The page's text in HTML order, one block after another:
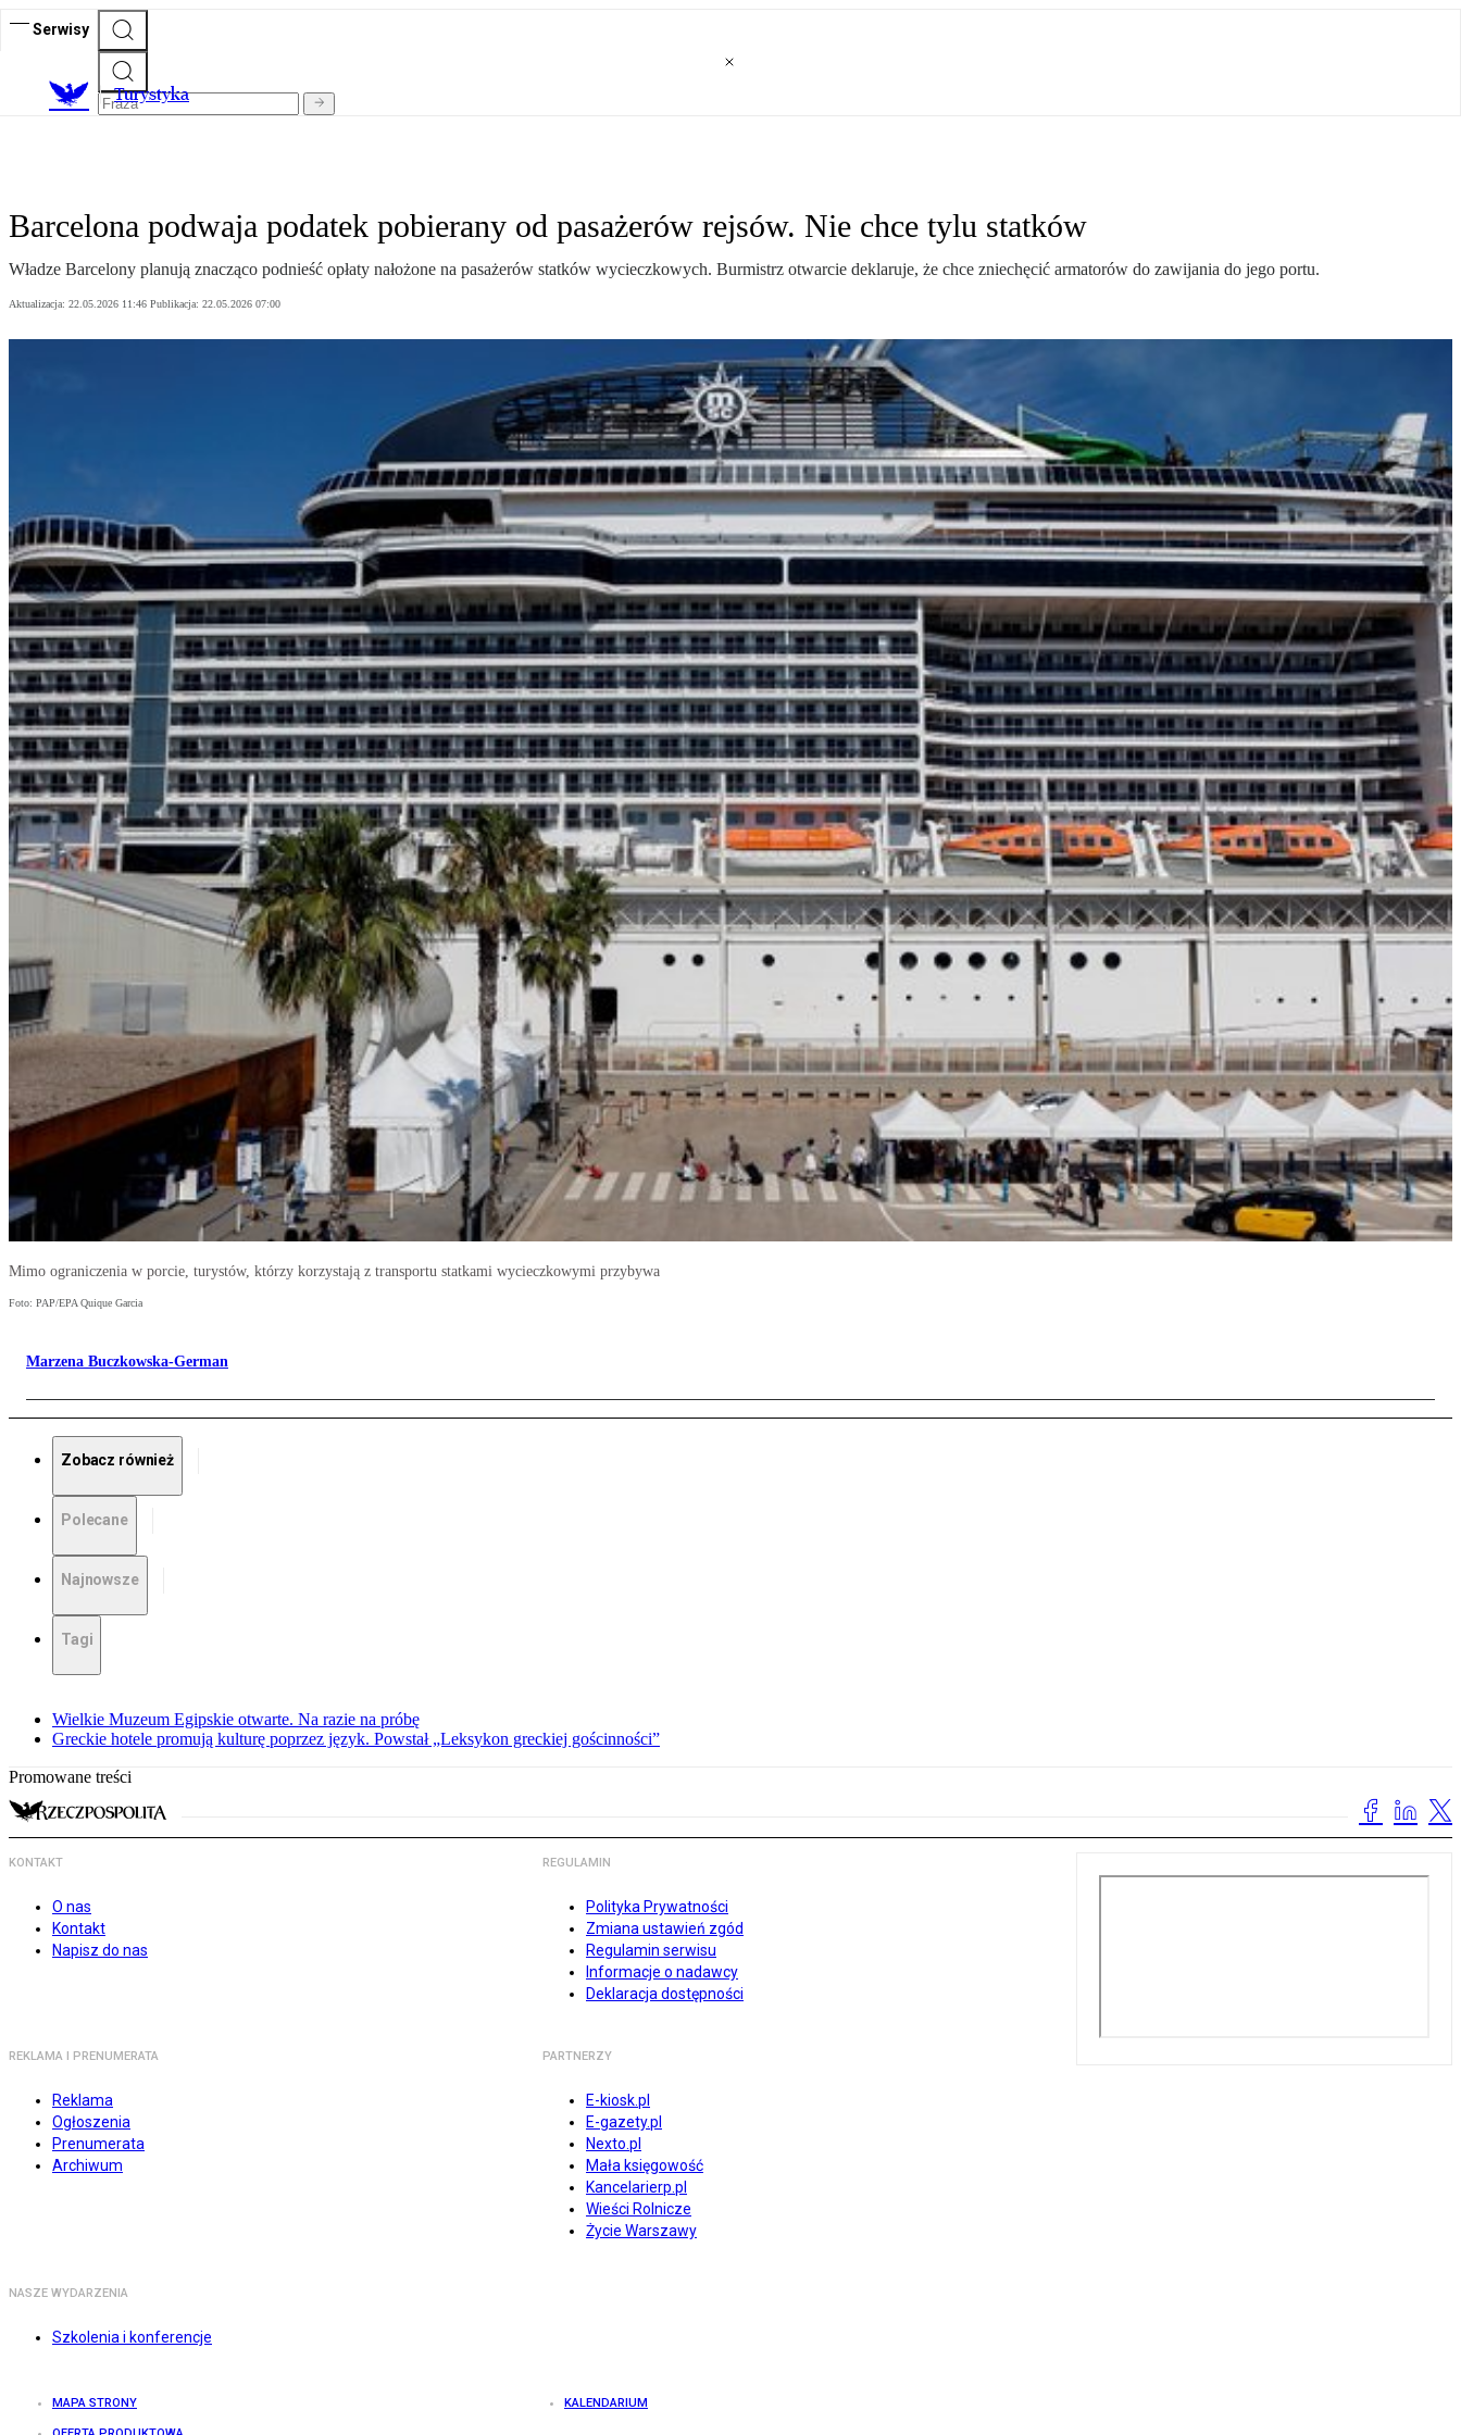
Serwisy
Turystyka
Barcelona podwaja podatek pobierany od pasażerów rejsów. Nie chce tylu statków
Władze Barcelony planują znacząco podnieść opłaty nałożone na pasażerów statków wycieczkowych. Burmistrz otwarcie deklaruje, że chce zniechęcić armatorów do zawijania do jego portu.
Aktualizacja: 22.05.2026 11:46 Publikacja: 22.05.2026 07:00
Mimo ograniczenia w porcie, turystów, którzy korzystają z transportu statkami wycieczkowymi przybywa
Foto: PAP/EPA Quique Garcia
Marzena Buczkowska-German
Zobacz również
Polecane
Najnowsze
Tagi
Wielkie Muzeum Egipskie otwarte. Na razie na próbę
Greckie hotele promują kulturę poprzez język. Powstał „Leksykon greckiej gościnności”
Promowane treści
KONTAKT
O nas
Kontakt
Napisz do nas
REGULAMIN
Polityka Prywatności
Zmiana ustawień zgód
Regulamin serwisu
Informacje o nadawcy
Deklaracja dostępności
REKLAMA I PRENUMERATA
Reklama
Ogłoszenia
Prenumerata
Archiwum
PARTNERZY
E-kiosk.pl
E-gazety.pl
Nexto.pl
Mała księgowość
Kancelarierp.pl
Wieści Rolnicze
Życie Warszawy
NASZE WYDARZENIA
Szkolenia i konferencje
MAPA STRONY KALENDARIUM